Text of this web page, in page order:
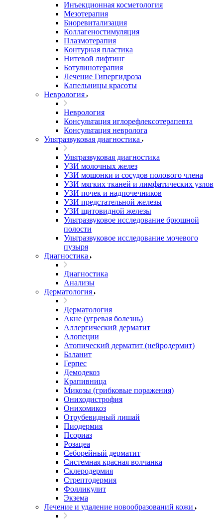
Инъекционная косметология
Мезотерапия
Биоревитализация
Коллагеностимуляция
Плазмотерапия
Контурная пластика
Нитевой лифтинг
Ботулинотерапия
Лечение Гипергидроза
Капельницы красоты
Неврология
Неврология
Консультация иглорефлексотерапевта
Консультация невролога
Ультразвуковая диагностика
Ультразвуковая диагностика
УЗИ молочных желез
УЗИ мошонки и сосудов полового члена
УЗИ мягких тканей и лимфатических узлов
УЗИ почек и надпочечников
УЗИ предстательной железы
УЗИ щитовидной железы
Ультразвуковое исследование брюшной
полости
Ультразвуковое исследование мочевого
пузыря
Диагностика
Диагностика
Анализы
Дерматология
Дерматология
Акне (угревая болезнь)
Аллергический дерматит
Алопеции
Атопический дерматит (нейродермит)
Баланит
Герпес
Демодекоз
Крапивница
Микозы (грибковые поражения)
Ониходистрофия
Онихомикоз
Отрубевидный лишай
Пиодермия
Псориаз
Розацеа
Себорейный дерматит
Системная красная волчанка
Склеродермия
Стрептодермия
Фолликулит
Экзема
Лечение и удаление новообразований кожи